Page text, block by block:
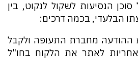
הנסיעות לשקול לנקוט, בין
הבלעדי, בכמה דרכים:
מחברת התעופה ולקבל
לאתר את הלקוח בחו"ל